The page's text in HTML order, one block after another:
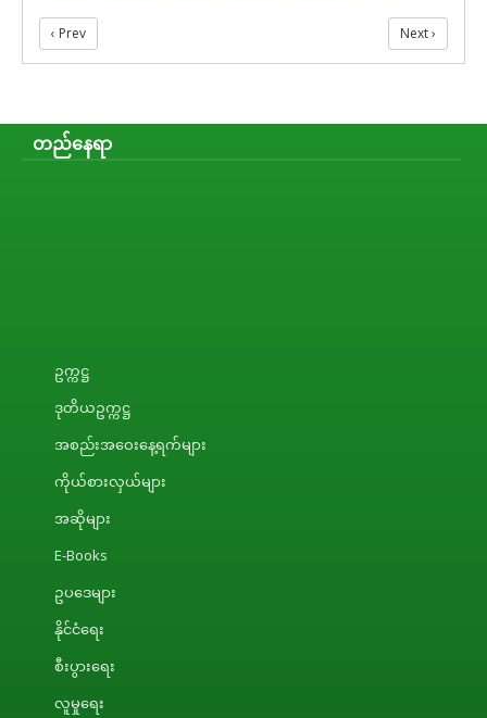
‹ Prev Next ›
တည်နေရာ
ဥက္ကဋ္ဌ
ဒုတိယဥက္ကဋ္ဌ
အစည်းအဝေးနေ့ရက်များ
ကိုယ်စားလှယ်များ
အဆိုများ
E-Books
ဥပဒေများ
နိုင်ငံရေး
စီးပွားရေး
လူမှုရေး